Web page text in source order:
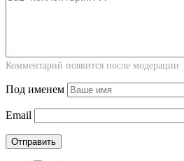
Комментарий появится после модерации
Под именем
Email